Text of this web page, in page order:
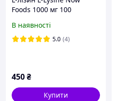
Foods 1000 мг 100
В наявності
5.0 (4)
450₴
Купити